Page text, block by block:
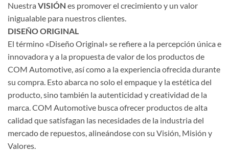
Nuestra VISIÓN es promover el crecimiento y un valor
inigualable para nuestros clientes.
DISEÑO ORIGINAL
El término «Diseño Original» se refiere a la percepción única e
innovadora y a la propuesta de valor de los productos de
COM Automotive, así como a la experiencia ofrecida durante
su compra. Esto abarca no solo el empaque y la estética del
producto, sino también la autenticidad y creatividad de la
marca. COM Automotive busca ofrecer productos de alta
calidad que satisfagan las necesidades de la industria del
mercado de repuestos, alineándose con su Visión, Misión y
Valores.